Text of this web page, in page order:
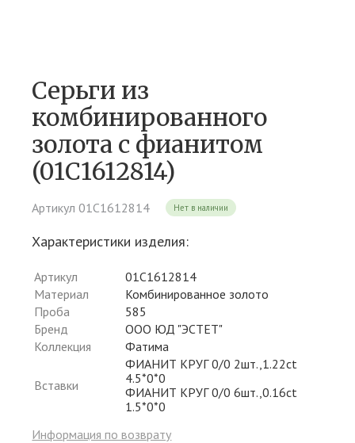
Серьги из
комбинированного
золота c фианитом
(01С1612814)
Артикул 01С1612814 Нет в наличии
Характеристики изделия:
Артикул
01С1612814
Материал
Комбинированное золото
Проба
585
Бренд
ООО ЮД "ЭСТЕТ"
Коллекция
Фатима
Вставки
ФИАНИТ КРУГ 0/0 2шт.,1.22ct
4.5*0*0
ФИАНИТ КРУГ 0/0 6шт.,0.16ct
1.5*0*0
Информация по возврату